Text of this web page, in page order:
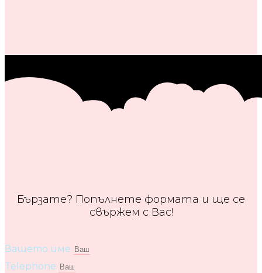
Бързате? Попълнете формата и ще се
свържем с Вас!
Вашето име
Telephone